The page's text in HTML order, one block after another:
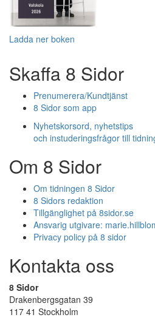
Ladda ner boken
Skaffa 8 Sidor
Prenumerera/Kundtjänst
8 Sidor som app
Nyhetskorsord, nyhetstips
och instuderingsfrågor till
Om 8 Sidor
Om tidningen 8 Sidor
8 Sidors redaktion
Tillgänglighet på 8sidor.se
Ansvarig utgivare:
Privacy policy på 8 sidor
Kontakta oss
8 Sidor
Drakenbergsgatan 39
117 41 Stockholm